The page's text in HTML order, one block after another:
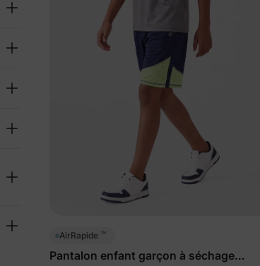
AirRapide ™
Pantalon enfant garçon à séchage